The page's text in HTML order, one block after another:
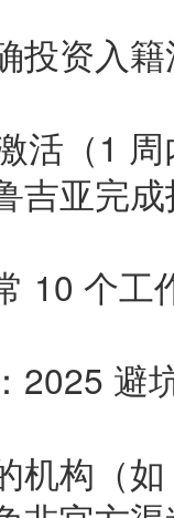
投资入
活（1
吉亚完
10 个
2025 避
机构（